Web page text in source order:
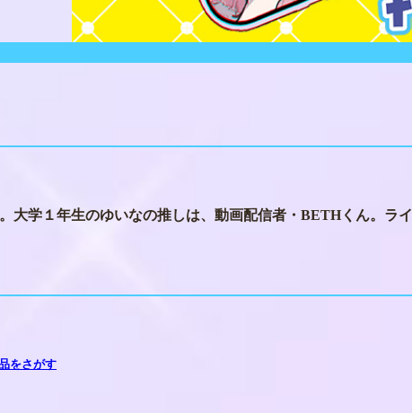
大学１年生のゆいなの推しは、動画配信者・BETHくん。
をさがす